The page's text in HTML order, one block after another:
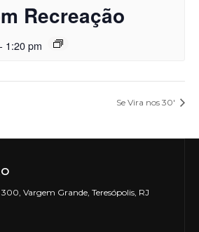
Recreação
- 1:20 pm
Se Vira nos 30′
Vargem Grande, Teresópolis, RJ